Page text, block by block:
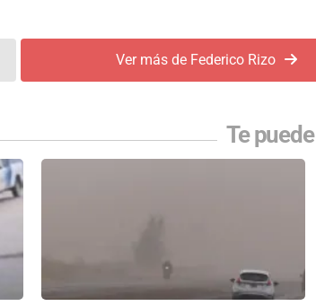
Ver más de Federico Rizo
Te puede